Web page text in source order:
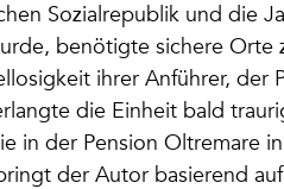
Sozialrepublik und die
benötigte sichere Orte
ihrer Anführer, der
die Einheit bald
in der Pension Oltremare
der Autor basierend